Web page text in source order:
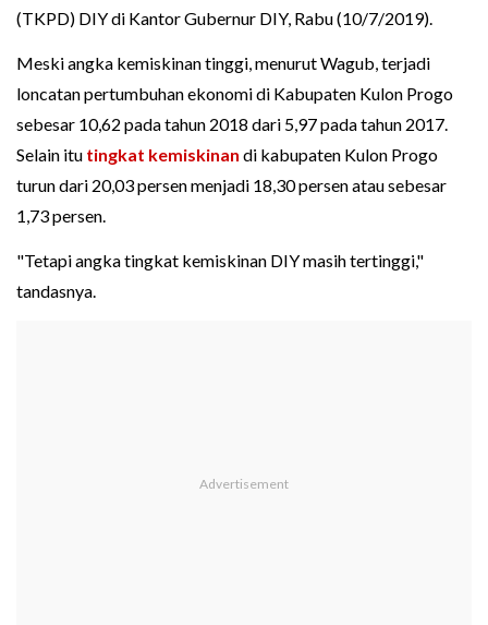
(TKPD) DIY di Kantor Gubernur DIY, Rabu (10/7/2019).
Meski angka kemiskinan tinggi, menurut Wagub, terjadi
loncatan pertumbuhan ekonomi di Kabupaten Kulon Progo
sebesar 10,62 pada tahun 2018 dari 5,97 pada tahun 2017.
Selain itu tingkat kemiskinan di kabupaten Kulon Progo
turun dari 20,03 persen menjadi 18,30 persen atau sebesar
1,73 persen.
"Tetapi angka tingkat kemiskinan DIY masih tertinggi,"
tandasnya.